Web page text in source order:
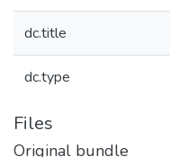
dc.title
dc.type
Files
Original bundle